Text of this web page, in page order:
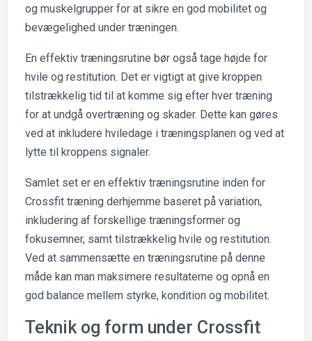
og muskelgrupper for at sikre en god mobilitet og
bevægelighed under træningen.
En effektiv træningsrutine bør også tage højde for
hvile og restitution. Det er vigtigt at give kroppen
tilstrækkelig tid til at komme sig efter hver træning
for at undgå overtræning og skader. Dette kan gøres
ved at inkludere hviledage i træningsplanen og ved at
lytte til kroppens signaler.
Samlet set er en effektiv træningsrutine inden for
Crossfit træning derhjemme baseret på variation,
inkludering af forskellige træningsformer og
fokusemner, samt tilstrækkelig hvile og restitution.
Ved at sammensætte en træningsrutine på denne
måde kan man maksimere resultaterne og opnå en
god balance mellem styrke, kondition og mobilitet.
Teknik og form under Crossfit